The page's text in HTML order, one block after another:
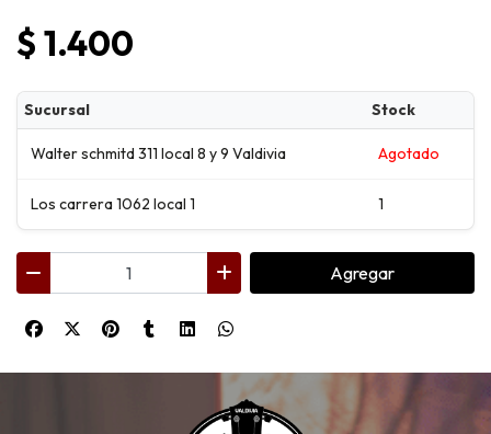
$ 1.400
Sucursal Stock
Walter schmitd 311 local 8 y 9 Valdivia Agotado
Los carrera 1062 local 1 1
Agregar